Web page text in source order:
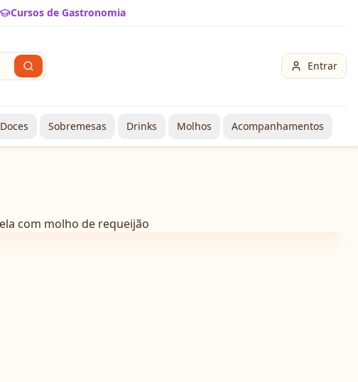
Cursos de Gastronomia
Entrar
Doces Sobremesas Drinks Molhos Acompanhamentos